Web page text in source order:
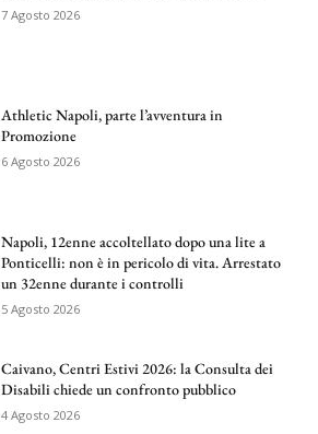
7 Agosto 2026
Athletic Napoli, parte l’avventura in
Promozione
6 Agosto 2026
Napoli, 12enne accoltellato dopo una lite a
Ponticelli: non è in pericolo di vita. Arrestato
un 32enne durante i controlli
5 Agosto 2026
Caivano, Centri Estivi 2026: la Consulta dei
Disabili chiede un confronto pubblico
4 Agosto 2026